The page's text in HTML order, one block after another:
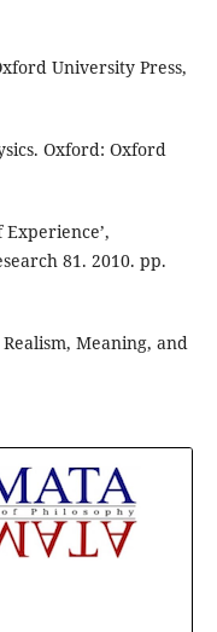
University Press,
Oxford: Oxford
81. 2010. pp.
Meaning, and